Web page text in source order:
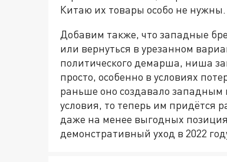
Китаю их товары особо не нужны.
Добавим также, что западные
или вернуться в урезанном
политического демарша, ниша
просто, особенно в условиях
раньше оно создавало
условия, то теперь им придётся
даже на менее выгодных
демонстративный уход в 2022